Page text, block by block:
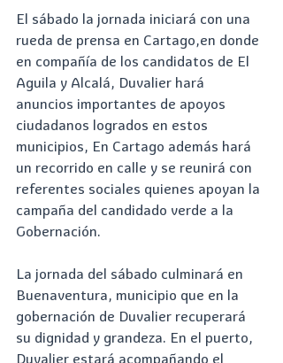
El sábado la jornada iniciará con una
rueda de prensa en Cartago,en donde
en compañía de los candidatos de El
Aguila y Alcalá, Duvalier hará
anuncios importantes de apoyos
ciudadanos logrados en estos
municipios, En Cartago además hará
un recorrido en calle y se reunirá con
referentes sociales quienes apoyan la
campaña del candidado verde a la
Gobernación.
La jornada del sábado culminará en
Buenaventura, municipio que en la
gobernación de Duvalier recuperará
su dignidad y grandeza. En el puerto,
Duvalier estará acompañando el